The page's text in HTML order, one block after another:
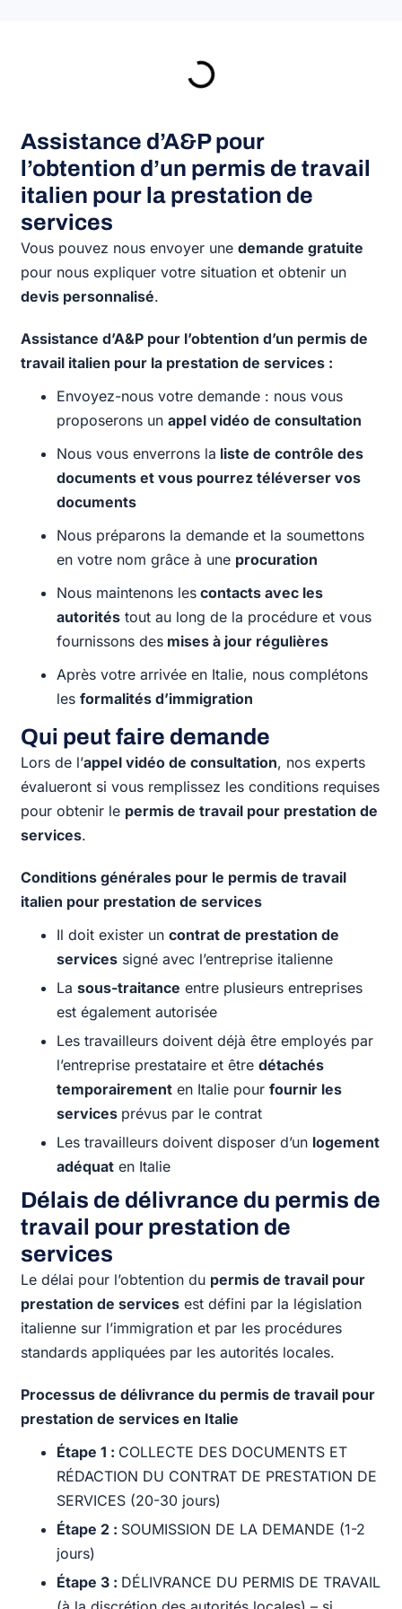
Assistance d’A&P pour
l’obtention d’un permis de travail
italien pour la prestation de
services
Vous pouvez nous envoyer unedemande gratuite
pour nous expliquer votre situation et obtenir un
devis personnalisé.
Assistance d’A&P pour l’obtention d’un permis de
travail italien pour la prestation de services :
Envoyez-nous votre demande : nous vous
proposerons unappel vidéo de consultation
Nous vous enverrons la liste de contrôle des
documents et vous pourrez téléverser vos
documents
Nous préparons la demande et la soumettons
en votre nom grâce à une procuration
Nous maintenons les contacts avec les
autorités tout au long de la procédure et vous
fournissons des mises à jour régulières
Après votre arrivée en Italie, nous complétons
lesformalités d’immigration
Qui peut faire demande
Lors de l’appel vidéo de consultation, nos experts
évalueront si vous remplissez les conditions requises
pour obtenir le permis de travail pour prestation de
services.
Conditions générales pour le permis de travail
italien pour prestation de services
Il doit exister uncontrat de prestation de
services signé avec l’entreprise italienne
Lasous-traitance entre plusieurs entreprises
est également autorisée
Les travailleurs doivent déjà être employés par
l’entreprise prestataire et êtredétachés
temporairement en Italie pourfournir les
services prévus par le contrat
Les travailleurs doivent disposer d’un logement
adéquat en Italie
Délais de délivrance du permis de
travail pour prestation de
services
Le délai pour l’obtention du permis de travail pour
prestation de services est défini par la législation
italienne sur l’immigration et par les procédures
standards appliquées par les autorités locales.
Processus de délivrance du permis de travail pour
prestation de services en Italie
Étape 1 : COLLECTE DES DOCUMENTS ET
RÉDACTION DU CONTRAT DE PRESTATION DE
SERVICES (20-30 jours)
Étape 2 : SOUMISSION DE LA DEMANDE (1-2
jours)
Étape 3 : DÉLIVRANCE DU PERMIS DE TRAVAIL